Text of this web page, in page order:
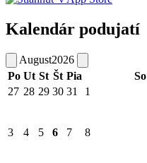
Kalendár podujatí
August2026
Po Ut St Št Pia So
27 28 29 30 31 1
3 4 5 6 7 8